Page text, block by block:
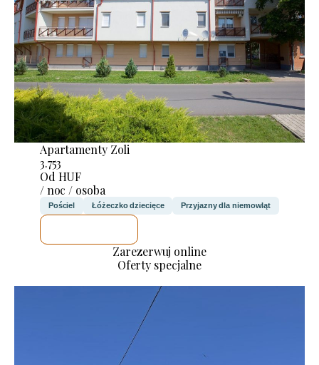
Apartamenty Zoli
3.753
Od HUF
/ noc / osoba
Pościel Łóżeczko dziecięce Przyjazny dla niemowląt
Zarezerwuj online
Oferty specjalne